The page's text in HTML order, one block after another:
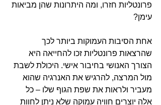
פרונטליות חזרו, ומה היתרונות שהן מביאות
עימן?
אחת הסיבות העמוקות ביותר לכך
שהרצאות פרונטליות זכו להחייאה היא
הצורך האנושי בחיבור אישי. היכולת לשבת
מול המרצה, להרגיש את האנרגיה שהוא
מעביר ולראות את שפת הגוף שלו – כל
אלה יוצרים חוויה עמוקה שלא ניתן לחוות